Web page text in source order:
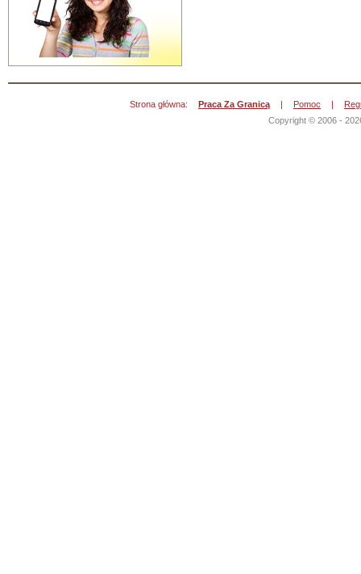
Strona główna: Praca Za Granicą | Pomoc |
Copyright © 2006 -